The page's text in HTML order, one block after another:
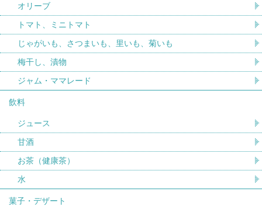
オリーブ
トマト、ミニトマト
じゃがいも、さつまいも、里いも、菊いも
梅干し、漬物
ジャム・ママレード
飲料
ジュース
甘酒
お茶（健康茶）
水
菓子・デザート